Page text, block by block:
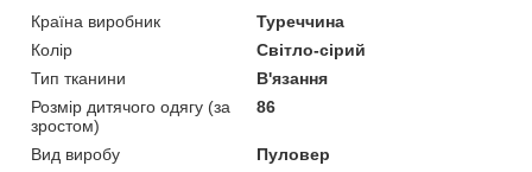
Країна виробник
Туреччина
Колір
Світло-сірий
Тип тканини
В'язання
Розмір дитячого одягу (за
зростом)
86
Вид виробу
Пуловер